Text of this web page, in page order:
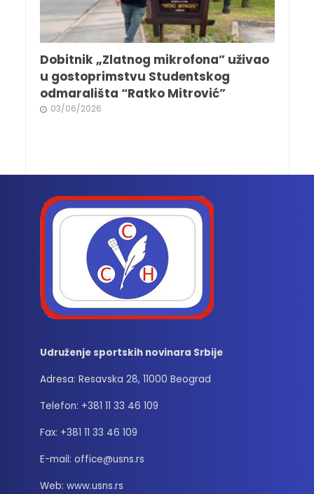
Dobitnik „Zlatnog mikrofona” uživao
u gostoprimstvu Studentskog
odmarališta “Ratko Mitrović”
03/06/2026
Udruženje sportskih novinara Srbije
Adresa: Resavska 28, 11000 Beograd
Telefon: +381 11 33 46 109
Fax: +381 11 33 46 109
E-mail: office@usns.rs
Web: www.usns.rs